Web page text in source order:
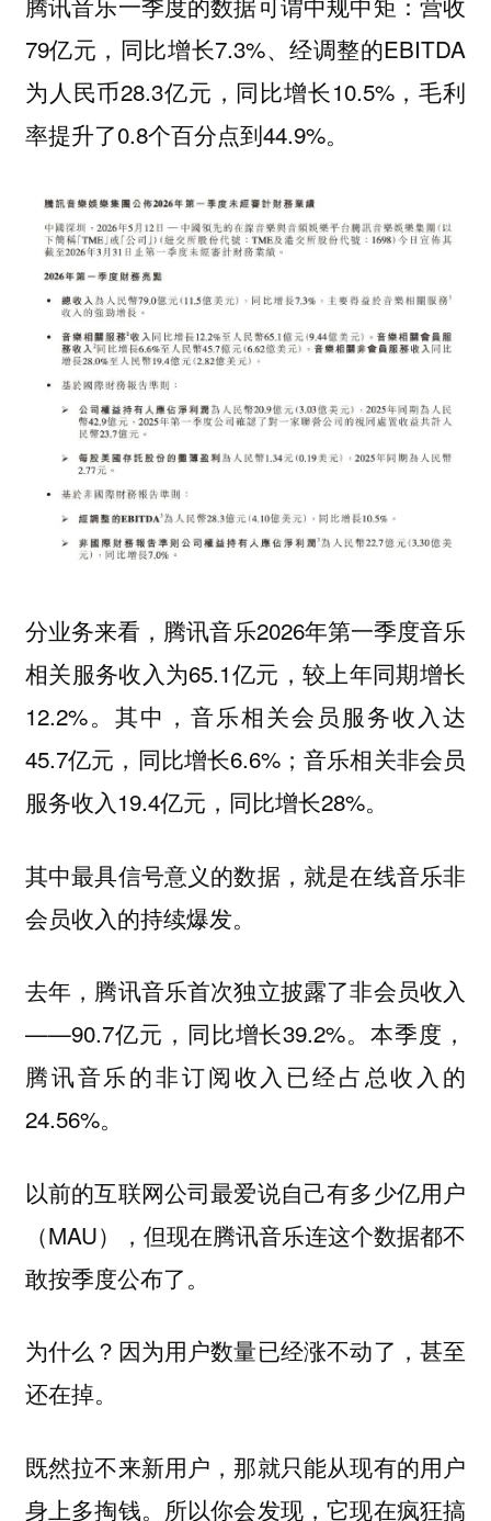
79亿元，同比增长7.3%、经调整的EBITDA
为人民币28.3亿元，同比增长10.5%，毛利
率提升了0.8个百分点到44.9%。
分业务来看，腾讯音乐2026年第一季度音乐
相关服务收入为65.1亿元，较上年同期增长
12.2%。其中，音乐相关会员服务收入达
45.7亿元，同比增长6.6%；音乐相关非会员
服务收入19.4亿元，同比增长28%。
其中最具信号意义的数据，就是在线音乐非
会员收入的持续爆发。
去年，腾讯音乐首次独立披露了非会员收入
——90.7亿元，同比增长39.2%。本季度，
腾讯音乐的非订阅收入已经占总收入的
24.56%。
以前的互联网公司最爱说自己有多少亿用户
（MAU），但现在腾讯音乐连这个数据都不
敢按季度公布了。
为什么？因为用户数量已经涨不动了，甚至
还在掉。
既然拉不来新用户，那就只能从现有的用户
身上多掏钱。所以你会发现，它现在疯狂搞